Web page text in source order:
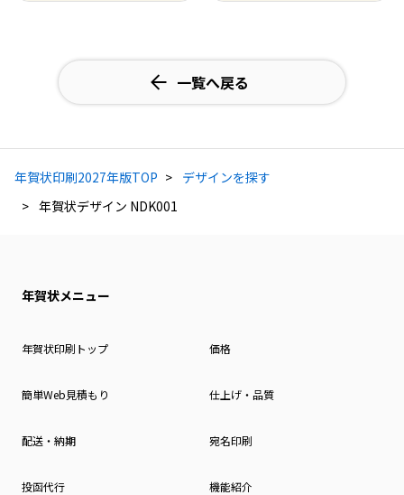
一覧へ戻る
年賀状印刷2027年版TOP
デザインを探す
年賀状デザイン NDK001
年賀状メニュー
年賀状印刷トップ 価格
簡単Web見積もり 仕上げ・品質
配送・納期 宛名印刷
投函代行 機能紹介